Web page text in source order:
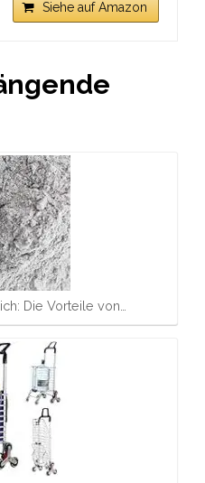
Siehe auf Amazon
Die Vorteile von…